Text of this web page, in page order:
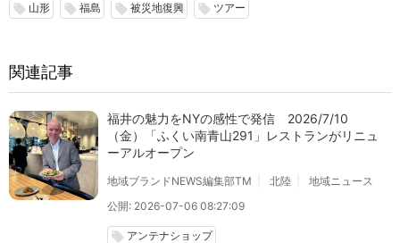
local_offer 山形 local_offer 福島 local_offer 被災地復興 local_offer ツアー
関連記事
福井の魅力をNYの感性で発信 2026/7/10
（金）「ふくい南青山291」レストランがリニュ
ーアルオープン
地域ブランドNEWS編集部TM 北陸
地域ニュース
公開: 2026-07-06 08:27:09
local_offer アンテナショップ